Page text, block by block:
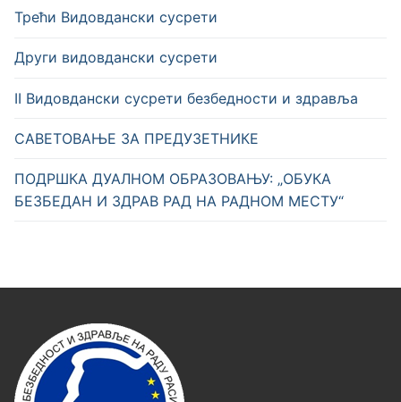
Трећи Видовдански сусрети
Други видовдански сусрети
II Видовдански сусрети безбедности и здравља
САВЕТОВАЊЕ ЗА ПРЕДУЗЕТНИКЕ
ПОДРШКА ДУАЛНОМ ОБРАЗОВАЊУ: „ОБУКА
БЕЗБЕДАН И ЗДРАВ РАД НА РАДНОМ МЕСТУ“